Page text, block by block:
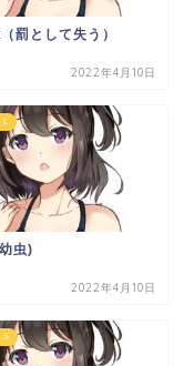
罰として失う）
2022年4月10日
虫)
2022年4月10日
S